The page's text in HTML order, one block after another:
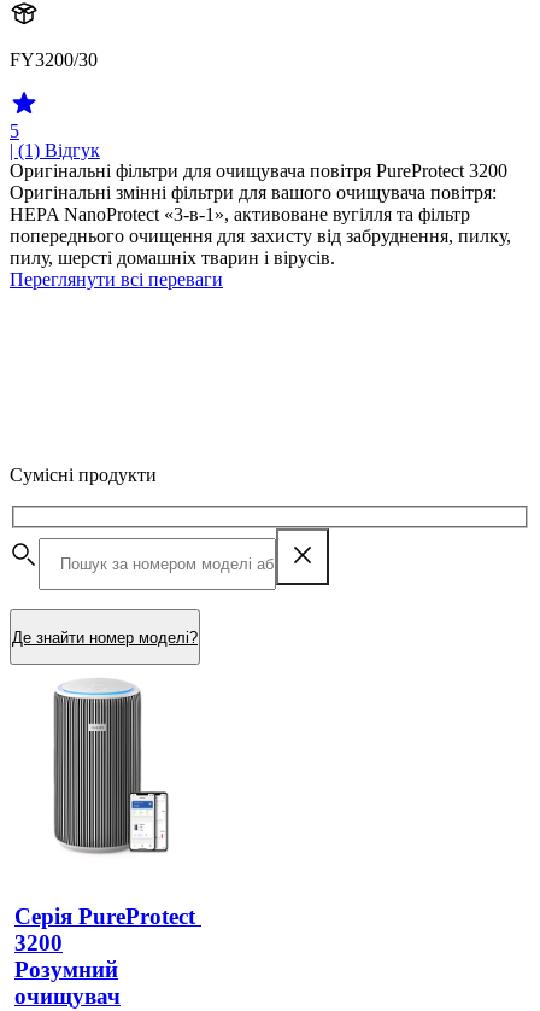
FY3200/30
5
| (1) Відгук
Оригінальні фільтри для очищувача повітря PureProtect 3200
Оригінальні змінні фільтри для вашого очищувача повітря:
HEPA NanoProtect «3-в-1», активоване вугілля та фільтр
попереднього очищення для захисту від забруднення, пилку,
пилу, шерсті домашніх тварин і вірусів.
Переглянути всі переваги
Сумісні продукти
Де знайти номер моделі?
Серія PureProtect
3200
Розумний
очищувач